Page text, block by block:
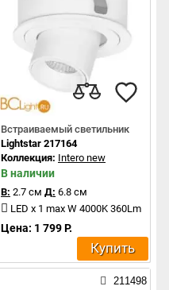
Встраиваемый светильник
Lightstar 217164
Коллекция: Intero new
В наличии
В: 2.7 см Д: 6.8 см
LED x 1 max W 4000K 360Lm
Цена: 1 799 Р.
Купить
211498